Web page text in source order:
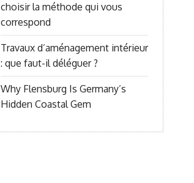
choisir la méthode qui vous
correspond
Travaux d’aménagement intérieur
: que faut-il déléguer ?
Why Flensburg Is Germany’s
Hidden Coastal Gem